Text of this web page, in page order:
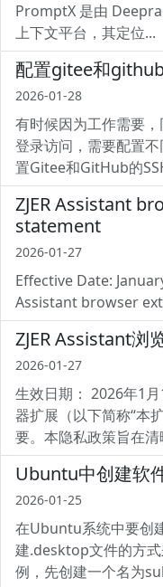
PromptX 是由
上下文平台，其定位...
配置gitee和
2026-01-28
有时候因为工作需要
登录访问，需要配置
置Gitee和GitHub的
ZJER Assistant
statement
2026-01-27
Effective Date:
Assistant browser
ZJER Assistant浏
2026-01-27
生效日期： 2026年1
器扩展（以下简称“本
要。本隐私政策旨在
Ubuntu中创建软
2026-01-25
在Ubuntu系统中要创
建.desktop文件的方
例，先创建一个名为